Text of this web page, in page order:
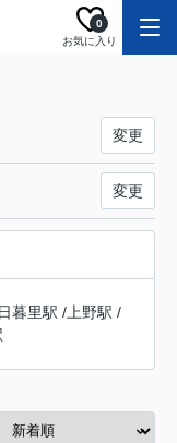
お気に入り
0
変更
変更
暮里駅 / 上野駅 /